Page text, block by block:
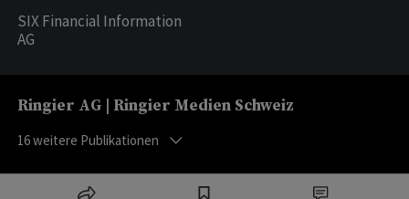
SIX Financial Information
AG
Ringier AG | Ringier Medien Schweiz
16weitere Publikationen